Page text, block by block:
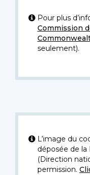
Pour plus
Commission
seulement).
L’image du
déposée de la
(Direction
permission.